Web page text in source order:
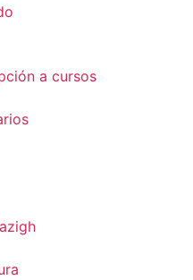
a cursos